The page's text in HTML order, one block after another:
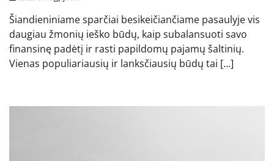
Šiandieniniame sparčiai besikeičiančiame pasaulyje vis
daugiau žmonių ieško būdų, kaip subalansuoti savo
finansinę padėtį ir rasti papildomų pajamų šaltinių.
Vienas populiariausių ir lanksčiausių būdų tai […]